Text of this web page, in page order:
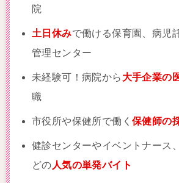
院
土日休みで働ける保育園、病児
管理センター
未経験可！病院から 大手企業の
職
市役所や保健所で働く 保健師の
健診センターやイベントナース
どの 人気の単発バイト